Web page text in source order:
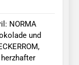
NORMA
und
herzhafter